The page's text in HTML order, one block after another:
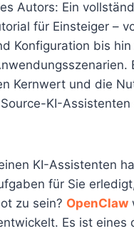
Autors: Ein
für Einsteiger –
Konfiguration bis hin
Kernwert und die
KI-Assistenten
KI-Assistenten
für Sie
zu sein? OpenClaw
Es ist eines